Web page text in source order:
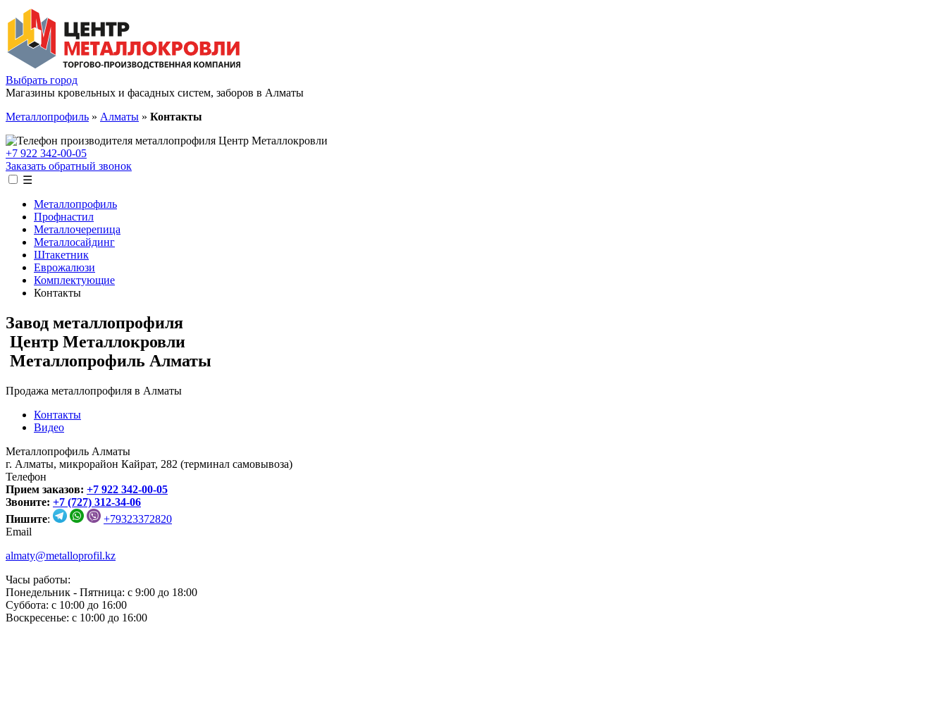
Выбрать город
Магазины кровельных и фасадных систем, заборов в Алматы
Металлопрофиль » Алматы » Контакты
+7 922 342-00-05
Заказать обратный звонок
☰
Металлопрофиль
Профнастил
Металлочерепица
Металлосайдинг
Штакетник
Еврожалюзи
Комплектующие
Контакты
Завод металлопрофиля
Центр Металлокровли
Металлопрофиль Алматы
Продажа металлопрофиля в Алматы
Контакты
Видео
Металлопрофиль Алматы
г. Алматы, микрорайон Кайрат, 282 (терминал самовывоза)
Телефон
Прием заказов: +7 922 342-00-05
Звоните: +7 (727) 312-34-06
Пишите:
+79323372820
Email
almaty@metalloprofil.kz
Часы работы:
Понедельник - Пятница: с 9:00 до 18:00
Суббота: с 10:00 до 16:00
Воскресенье: с 10:00 до 16:00